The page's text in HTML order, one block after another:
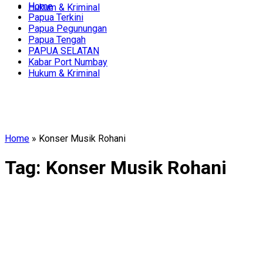
Hukum & Kriminal
Home
Papua Terkini
Papua Pegunungan
Papua Tengah
PAPUA SELATAN
Kabar Port Numbay
Hukum & Kriminal
Home » Konser Musik Rohani
Tag: Konser Musik Rohani